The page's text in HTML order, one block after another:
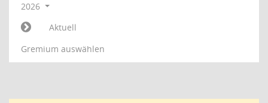
2026
Aktuell
Gremium auswählen